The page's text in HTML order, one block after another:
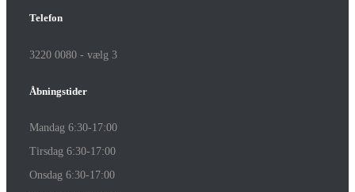
Telefon
3220 0080 - vælg 3
Åbningstider
Mandag 6:30-17:00
Tirsdag 6:30-17:00
Onsdag 6:30-17:00